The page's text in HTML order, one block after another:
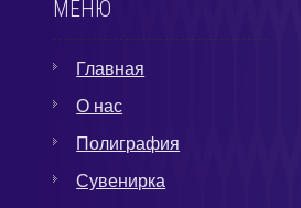
МЕНЮ
Главная
О нас
Полиграфия
Сувенирка